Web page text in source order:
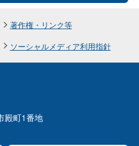
著作権・リンク等
ソーシャルメディア利用指針
殿町1番地